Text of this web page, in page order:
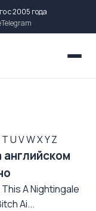
с 2005 года
Telegram
TUVWXYZ
A Nightingale
Ai...